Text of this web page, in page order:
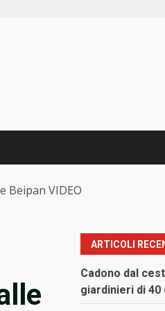
Beipan VIDEO
ARTICOLI
Cadono dal
giardinieri di 40